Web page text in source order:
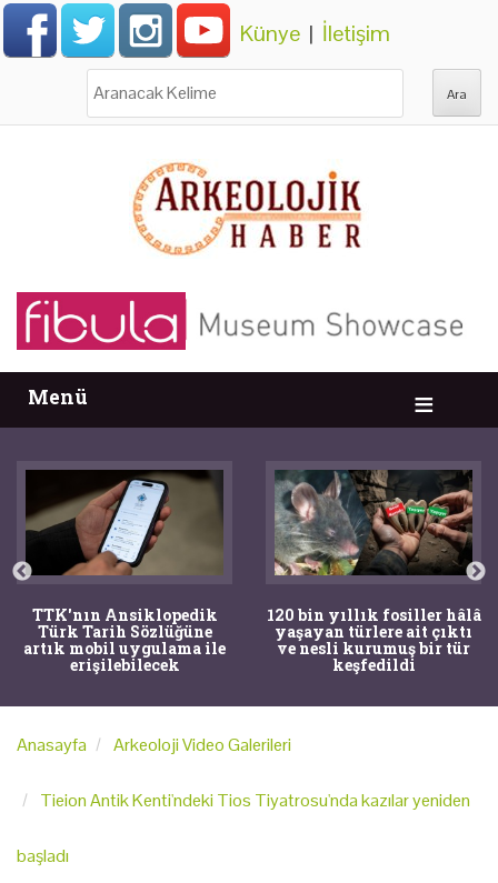
Künye | İletişim
Menü
TTK'nın Ansiklopedik
Türk Tarih Sözlüğüne
artık mobil uygulama ile
erişilebilecek
120 bin yıllık fosiller hâlâ
yaşayan türlere ait çıktı
ve nesli kurumuş bir tür
keşfedildi
Anasayfa Arkeoloji Video Galerileri
Tieion Antik Kenti'ndeki Tios Tiyatrosu'nda kazılar yeniden
başladı